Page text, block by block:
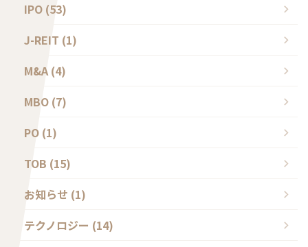
IPO (53)
J-REIT (1)
M&A (4)
MBO (7)
PO (1)
TOB (15)
お知らせ (1)
テクノロジー (14)